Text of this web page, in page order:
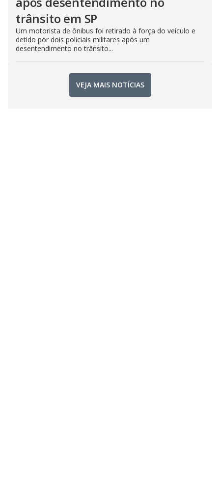
trânsito em SP
Um motorista de ônibus foi retirado à força do veículo e
detido por dois policiais militares após um
desentendimento no trânsito...
VEJA MAIS NOTÍCIAS